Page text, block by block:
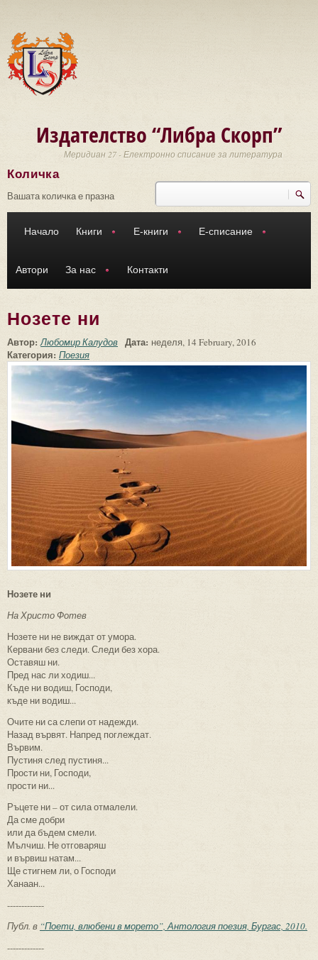
Издателство “Либра Скорп”
Меридиан 27 - Електронно списание за литература
Търси
Количка
Вашата количка е празна
Начало Книги Е-книги Е-списание
Автори За нас Контакти
Нозете ни
Автор:Любомир Калудов Дата: неделя, 14 February, 2016
Категория: Поезия
Нозете ни
На Христо Фотев
Нозете ни не виждат от умора.
Кервани без следи. Следи без хора.
Оставяш ни.
Пред нас ли ходиш...
Къде ни водиш, Господи,
къде ни водиш...
Очите ни са слепи от надежди.
Назад вървят. Напред поглеждат.
Вървим.
Пустиня след пустиня...
Прости ни, Господи,
прости ни...
Ръцете ни – от сила отмалели.
Да сме добри
или да бъдем смели.
Мълчиш. Не отговаряш
и вървиш натам...
Ще стигнем ли, о Господи
Ханаан...
-------------
Публ. в “Поети, влюбени в морето”, Антология поезия, Бургас, 2010.
-------------